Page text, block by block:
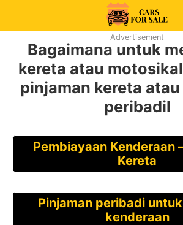
content99CarsforSale
Advertisement
Bagaimana untuk
kereta atau
pinjaman kereta
peribadil
Pembiayaan Kenderaan
Kereta
Pinjaman peribadi
kenderaan